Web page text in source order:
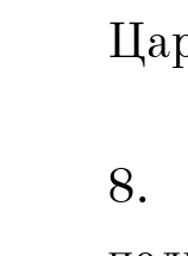
8.